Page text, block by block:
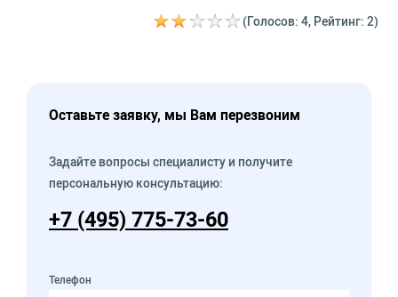
(Голосов: 4, Рейтинг: 2)
Оставьте заявку, мы Вам перезвоним
Задайте вопросы специалисту и получите
персональную консультацию:
+7 (495) 775-73-60
Телефон